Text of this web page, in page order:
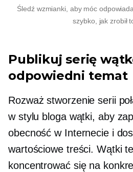
Śledź wzmianki, aby móc
szybko, jak zrobił
Publikuj serię
odpowiedni temat
Rozważ stworzenie serii
w stylu blogawątki, aby
obecność w Internecie i
wartościowe treści. Wątki
koncentrować się na